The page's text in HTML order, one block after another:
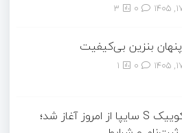
3
بنزین بی‌کیفیت
1
فروش کوییک S سایپا از امروز آغاز شد؛